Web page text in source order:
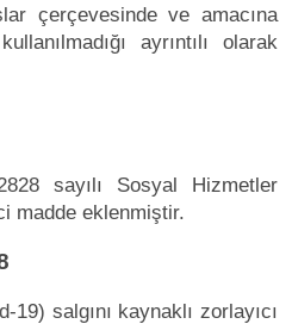
çerçevesinde ve amacına
ayrıntılı olarak
sayılı Sosyal Hizmetler
madde eklenmiştir.
salgını kaynaklı zorlayıcı